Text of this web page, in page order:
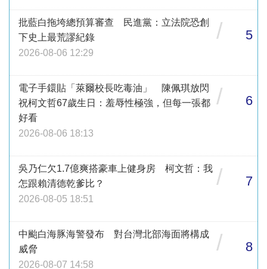
批藍白拖垮總預算審查 民進黨：立法院恐創
下史上最荒謬紀錄
2026-08-06 12:29
/ 5
電子手鐶貼「萊爾校長吃毒油」 陳佩琪放閃
祝柯文哲67歲生日：羞辱性極強，但每一張都
好看
2026-08-06 18:13
/ 6
吳乃仁欠1.7億爽搭豪車上健身房 柯文哲：我
怎跟賴清德乾爹比？
2026-08-05 18:51
/ 7
中颱白海豚海警發布 對台灣北部海面將構成
威脅
2026-08-07 14:58
/ 8